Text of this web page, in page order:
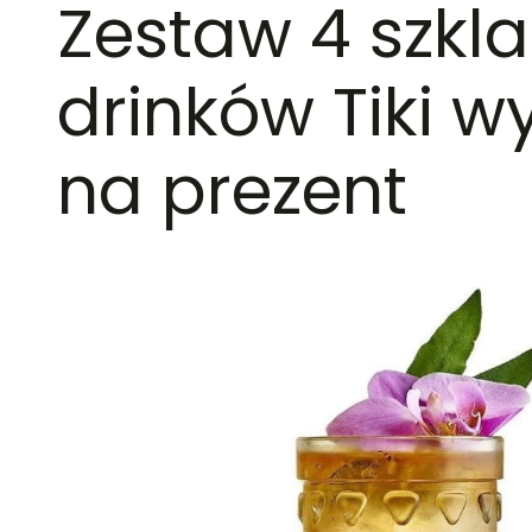
Zestaw 4
drinków Tiki
na prezent